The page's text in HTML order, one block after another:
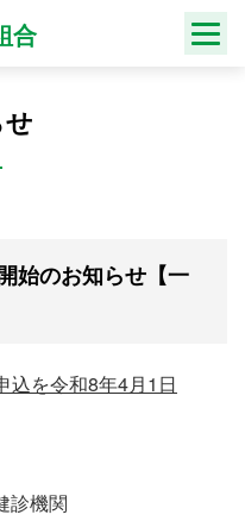
合
始のお知らせ【一
込を令和8年4月1日
診機関